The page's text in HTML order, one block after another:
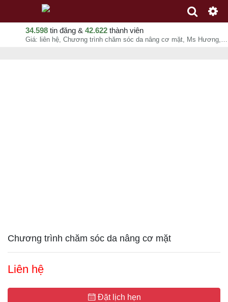
34.598 tin đăng & 42.622 thành viên
Giá: liên hệ, Chương trình chăm sóc da nâng cơ mặt, Ms Hương, chuyên mục Thẩm mỹ, Y tế tại Quận Tân Bình - Hồ Chí Minh - 08-08-2026 01:40:25
Chương trình chăm sóc da nâng cơ mặt
Liên hệ
Đặt lịch hẹn